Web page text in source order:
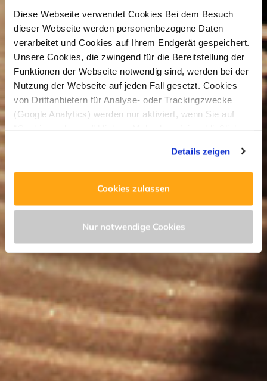
Diese Webseite verwendet Cookies Bei dem Besuch
dieser Webseite werden personenbezogene Daten
verarbeitet und Cookies auf Ihrem Endgerät gespeichert.
Unsere Cookies, die zwingend für die Bereitstellung der
Funktionen der Webseite notwendig sind, werden bei der
Nutzung der Webseite auf jeden Fall gesetzt. Cookies
von Drittanbietern für Analyse- oder Trackingzwecke
(Google Analytics) werden nur aktiviert, wenn Sie auf
Datenschutzerklärung—
Impressum.
Details zeigen
Cookies zulassen
Nur notwendige Cookies